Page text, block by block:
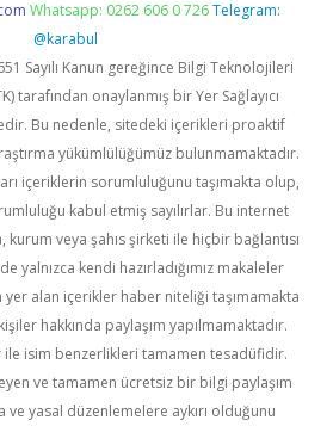
Whatsapp: 0262 606 0 726 Telegram:
@karabul
Sayılı Kanun gereğince Bilgi Teknolojileri
tarafından onaylanmış bir Yer Sağlayıcı
Bu nedenle, sitedeki içerikleri proaktif
yükümlülüğümüz bulunmamaktadır.
içeriklerin sorumluluğunu taşımakta olup,
kabul etmiş sayılırlar. Bu internet
veya şahıs şirketi ile hiçbir bağlantısı
yalnızca kendi hazırladığımız makaleler
yer alan içerikler haber niteliği taşımamakta
hakkında paylaşım yapılmamaktadır.
ile isim benzerlikleri tamamen tesadüfidir.
ve tamamen ücretsiz bir bilgi paylaşım
yasal düzenlemelere aykırı olduğunu